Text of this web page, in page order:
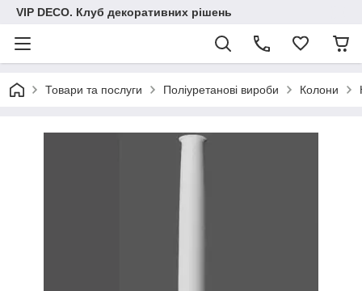
VIP DECO. Клуб декоративних рішень
Товари та послуги Поліуретанові вироби Колони